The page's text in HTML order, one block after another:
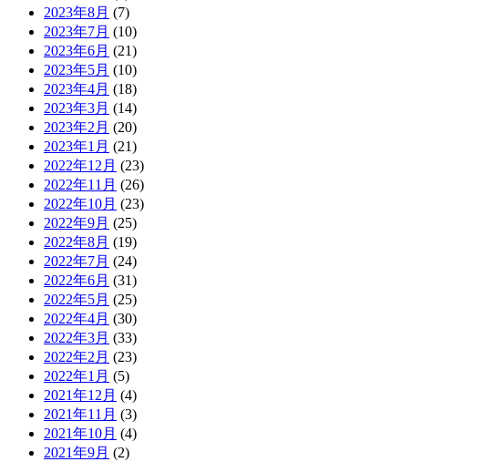
2023年8月 (7)
2023年7月 (10)
2023年6月 (21)
2023年5月 (10)
2023年4月 (18)
2023年3月 (14)
2023年2月 (20)
2023年1月 (21)
2022年12月 (23)
2022年11月 (26)
2022年10月 (23)
2022年9月 (25)
2022年8月 (19)
2022年7月 (24)
2022年6月 (31)
2022年5月 (25)
2022年4月 (30)
2022年3月 (33)
2022年2月 (23)
2022年1月 (5)
2021年12月 (4)
2021年11月 (3)
2021年10月 (4)
2021年9月 (2)